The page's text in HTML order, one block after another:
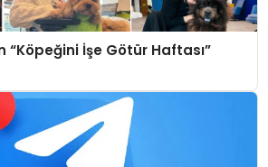
“Köpeğini İşe Götür Haftası”